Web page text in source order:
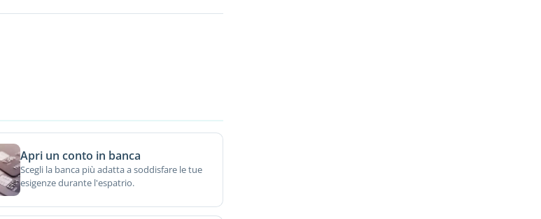
Apri un conto in banca
Scegli la banca più adatta a soddisfare le tue
esigenze durante l'espatrio.